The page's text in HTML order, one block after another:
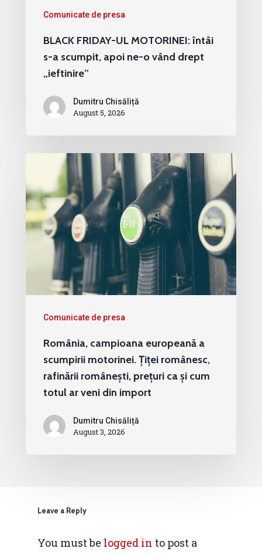
Comunicate de presa
BLACK FRIDAY-UL MOTORINEI: întâi
s-a scumpit, apoi ne-o vând drept
„ieftinire”
Dumitru Chisăliță
August 5, 2026
Comunicate de presa
România, campioana europeană a
scumpirii motorinei. Țiței românesc,
rafinării românești, prețuri ca și cum
totul ar veni din import
Dumitru Chisăliță
August 3, 2026
Leave a Reply
You must be logged in to post a